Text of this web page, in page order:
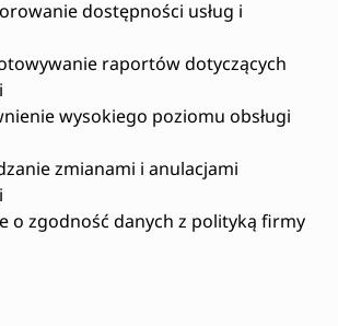
dostępności usług i
raportów dotyczących
wysokiego poziomu obsługi
zmianami i anulacjami
o zgodność danych z polityką firmy